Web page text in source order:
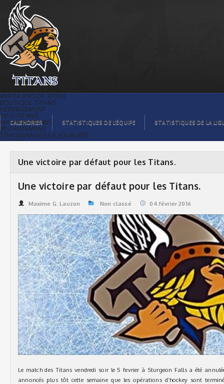
Une victoire par défaut pour les Titans.
| Titans de témiscaming
#8804 (PAS DE TITRE)
BOUTIQUE TITANS
HÉBERGEMENT
INFO TITANS
MAGASIN TITANS
RECRUTEMENT
TÉMOIGNAGES DE JOUEURS
ACCUEIL
GALERIE PHOTOS
STATISTIQUES
ORGANISATION
CALENDRIER
COMMANDITAIRES
STATISTIQUES DE LA LIGUE
CALENDRIER STATISTIQUES DE L’ÉQUIPE STATISTIQUES DE LA
Une victoire par défaut pour les Titans.
Une victoire par défaut pour les Titans.
Maxime G. Lauzon Non classé 04.février 2016
Le match des Titans vendredi soir le 5 fevrier à Sturgeon Falls a été
annoncés plus tôt cette semaine que les opérations d’hockey sont